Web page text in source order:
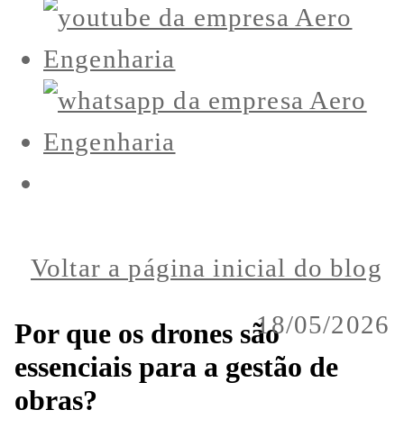
18/05/2026
Voltar a página inicial do blog
Por que os drones são
essenciais para a gestão de
obras?